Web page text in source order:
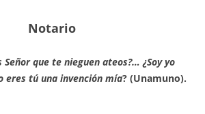
Notario
Señor que te nieguen ateos?… ¿Soy yo
eres tú una invención mía? (Unamuno).